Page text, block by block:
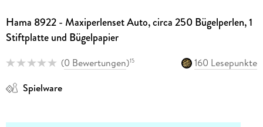
Hama 8922 - Maxiperlenset Auto, circa 250 Bügelperlen, 1
Stiftplatte und Bügelpapier
(0 Bewertungen)15
160 Lesepunkte
Spielware